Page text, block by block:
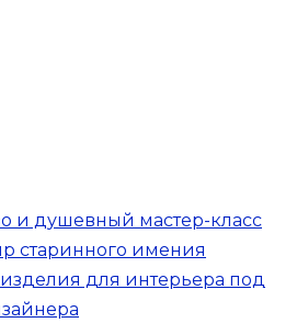
и душевный мастер-класс
старинного имения
для интерьера под